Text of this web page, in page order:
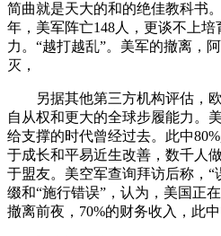
简曲就是天大的和的绝佳教科书
年，美军阵亡148人，更谈不上
力。“越打越乱”。美军的撤离，
灭，
另据其他第三方机构评估，欧
自从权和更大的全球步履能力。
给支撑的时代曾经过去。此中
于成长和平易近生改善，数千人
于盟友。美空军查询拜访后称，“
缀和“施行错误”，认为，美国正
撤离前夜，70%的财务收入，此中